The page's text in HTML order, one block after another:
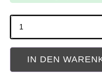
Produkt Anzahl: Gib
IN DEN